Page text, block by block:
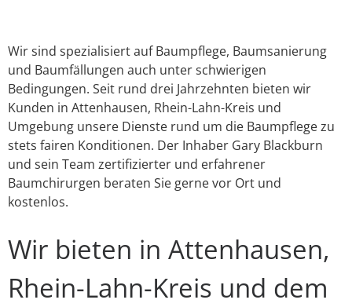
Wir sind spezialisiert auf Baumpflege, Baumsanierung
und Baumfällungen auch unter schwierigen
Bedingungen. Seit rund drei Jahrzehnten bieten wir
Kunden in Attenhausen, Rhein-Lahn-Kreis und
Umgebung unsere Dienste rund um die Baumpflege zu
stets fairen Konditionen. Der Inhaber Gary Blackburn
und sein Team zertifizierter und erfahrener
Baumchirurgen beraten Sie gerne vor Ort und
kostenlos.
Wir bieten in Attenhausen,
Rhein-Lahn-Kreis und dem